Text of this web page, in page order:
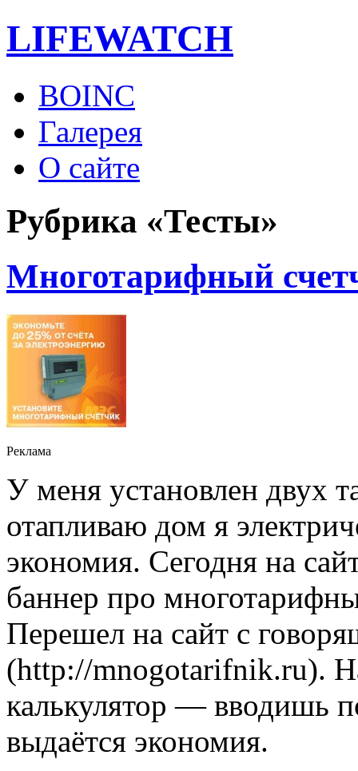
LIFEWATCH
BOINC
Галерея
О сайте
Рубрика «Тесты»
Многотарифный
Реклама
У меня установлен двух
отапливаю дом я
экономия. Сегодня на
баннер про
Перешел на сайт с
(http://mnogotarifnik.ru ).
калькулятор — вводишь
выдаётся экономия.